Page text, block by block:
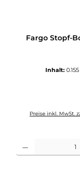
Fargo Stopf-
Inhalt:
Preise inkl. MwSt.
Produkt Anzahl: Gib